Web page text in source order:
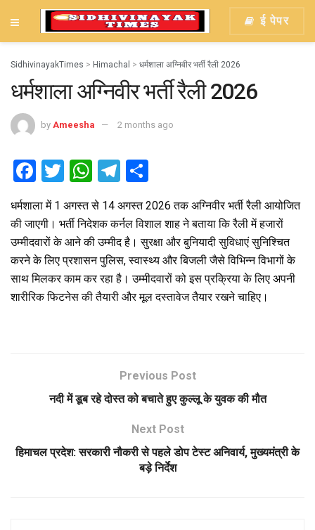
ई पेपर
SidhivinayakTimes > Himachal > धर्मशाला अग्निवीर भर्ती रैली 2026
धर्मशाला अग्निवीर भर्ती रैली 2026
by Ameesha 2 months ago
F
a
ce
b
o
o
k
T
tt
er
W
h
at
s
A
p
p
T
e
gr
a
m
ar
e
धर्मशाला में 1 अगस्त से 14 अगस्त 2026 तक अग्निवीर भर्ती रैली आयोजित
की जाएगी। भर्ती निदेशक कर्नल विशाल शाह ने बताया कि रैली में हजारों
उम्मीदवारों के आने की उम्मीद है। सुरक्षा और बुनियादी सुविधाएं सुनिश्चित
करने के लिए प्रशासन पुलिस, स्वास्थ्य और बिजली जैसे विभिन्न विभागों के
साथ मिलकर काम कर रहा है। उम्मीदवारों को इस प्रक्रिया के लिए अपनी
शारीरिक फिटनेस की तैयारी और मूल दस्तावेज तैयार रखने चाहिए।
Previous Post
नदी में डूब रहे दोस्त को बचाते हुए कुल्लू के युवक की मौत
Next Post
हिमाचल प्रदेश: सरकारी नौकरी से पहले डोप टेस्ट अनिवार्य, मुख्यमंत्री के
बड़े निर्देश